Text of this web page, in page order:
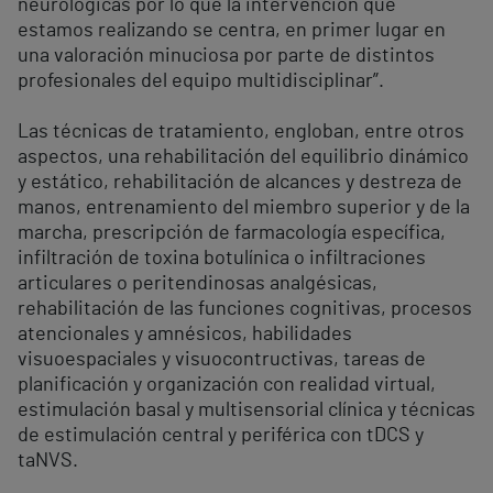
neurológicas por lo que la intervención que
estamos realizando se centra, en primer lugar en
una valoración minuciosa por parte de distintos
profesionales del equipo multidisciplinar”.
Las técnicas de tratamiento, engloban, entre otros
aspectos, una rehabilitación del equilibrio dinámico
y estático, rehabilitación de alcances y destreza de
manos, entrenamiento del miembro superior y de la
marcha, prescripción de farmacología específica,
infiltración de toxina botulínica o infiltraciones
articulares o peritendinosas analgésicas,
rehabilitación de las funciones cognitivas, procesos
atencionales y amnésicos, habilidades
visuoespaciales y visuocontructivas, tareas de
planificación y organización con realidad virtual,
estimulación basal y multisensorial clínica y técnicas
de estimulación central y periférica con tDCS y
taNVS.